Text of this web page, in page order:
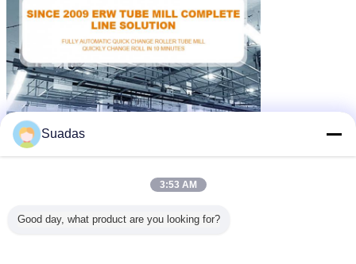
Suadas
3:53 AM
Good day, what product are you looking for?